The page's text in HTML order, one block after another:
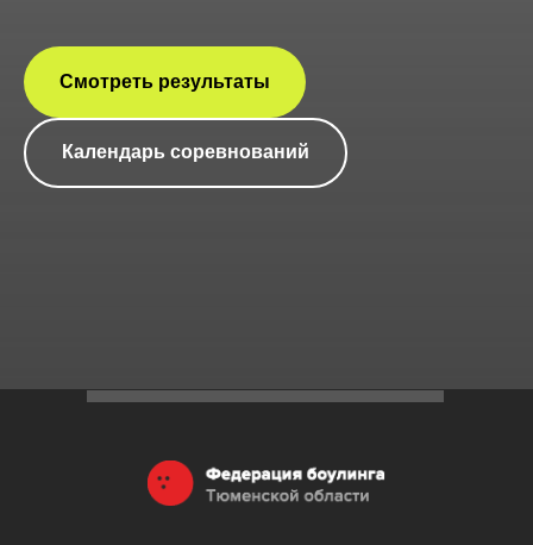
Смотреть результаты
Календарь соревнований